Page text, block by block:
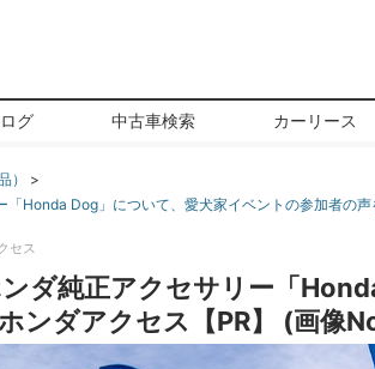
グ 中古車検索 カーリース
）
Honda Dog」について、愛犬家イベントの参加者の声
セス
ダ純正アクセサリー「
ンダアクセス【PR】 (画像